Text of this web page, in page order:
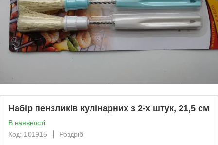
Набір пензликів кулінарних з 2-х штук, 21,5 см
В наявності
Код: 101915
Роздріб